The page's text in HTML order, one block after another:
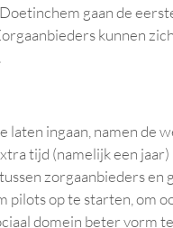
gaan de
kunnen
ingaan, namen de
tijd (namelijk een jaar)
zorgaanbieders en
pilots op te starten, om
domein beter vorm